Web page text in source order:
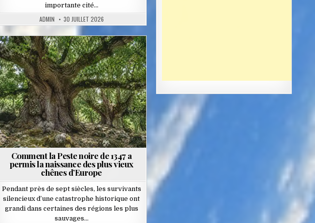
importante cité…
ADMIN 30 JUILLET 2026
Posted
in
Comment la Peste noire de 1347 a
permis la naissance des plus vieux
chênes d’Europe
Pendant près de sept siècles, les survivants
silencieux d’une catastrophe historique ont
grandi dans certaines des régions les plus
sauvages…